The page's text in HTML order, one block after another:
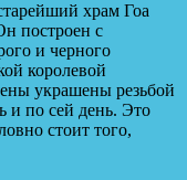
храм Гоа
построен с
и черного
королевой
украшены резьбой
и по сей день. Это
стоит того,